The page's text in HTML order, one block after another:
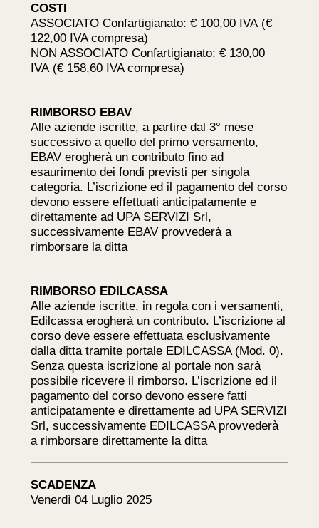
COSTI
ASSOCIATO Confartigianato: € 100,00 IVA (€
122,00 IVA compresa)
NON ASSOCIATO Confartigianato: € 130,00
IVA (€ 158,60 IVA compresa)
RIMBORSO EBAV
Alle aziende iscritte, a partire dal 3° mese
successivo a quello del primo versamento,
EBAV erogherà un contributo fino ad
esaurimento dei fondi previsti per singola
categoria. L’iscrizione ed il pagamento del corso
devono essere effettuati anticipatamente e
direttamente ad UPA SERVIZI Srl,
successivamente EBAV provvederà a
rimborsare la ditta
RIMBORSO EDILCASSA
Alle aziende iscritte, in regola con i versamenti,
Edilcassa erogherà un contributo. L’iscrizione al
corso deve essere effettuata esclusivamente
dalla ditta tramite portale EDILCASSA (Mod. 0).
Senza questa iscrizione al portale non sarà
possibile ricevere il rimborso. L’iscrizione ed il
pagamento del corso devono essere fatti
anticipatamente e direttamente ad UPA SERVIZI
Srl, successivamente EDILCASSA provvederà
a rimborsare direttamente la ditta
SCADENZA
Venerdì 04 Luglio 2025